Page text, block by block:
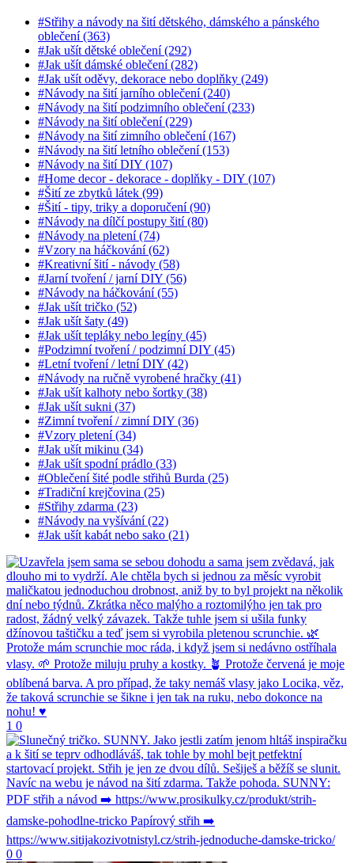
#Střihy a návody na šití dětského, dámského a pánského
oblečení (363)
#Jak ušít dětské oblečení (292)
#Jak ušít dámské oblečení (282)
#Jak ušít oděvy, dekorace nebo doplňky (249)
#Návody na šití jarního oblečení (240)
#Návody na šití podzimního oblečení (233)
#Návody na šití oblečení (229)
#Návody na šití zimního oblečení (167)
#Návody na šití letního oblečení (153)
#Návody na šití DIY (107)
#Home decor - dekorace - doplňky - DIY (107)
#Šití ze zbytků látek (99)
#Šití - tipy, triky a doporučení (90)
#Návody na dílčí postupy šití (80)
#Návody na pletení (74)
#Vzory na háčkování (62)
#Kreativní šití - návody (58)
#Jarní tvoření / jarní DIY (56)
#Návody na háčkování (55)
#Jak ušít tričko (52)
#Jak ušít šaty (49)
#Jak ušít tepláky nebo legíny (45)
#Podzimní tvoření / podzimní DIY (45)
#Letní tvoření / letní DIY (42)
#Návody na ručně vyrobené hračky (41)
#Jak ušít kalhoty nebo šortky (38)
#Jak ušít sukni (37)
#Zimní tvoření / zimní DIY (36)
#Vzory pletení (34)
#Jak ušít mikinu (34)
#Jak ušít spodní prádlo (33)
#Oblečení šité podle střihů Burda (25)
#Tradiční krejčovina (25)
#Střihy zdarma (23)
#Návody na vyšívání (22)
#Jak ušít kabát nebo sako (21)
1 0
0 0